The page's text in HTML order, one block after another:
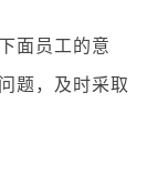
面员工的意
题，及时采取